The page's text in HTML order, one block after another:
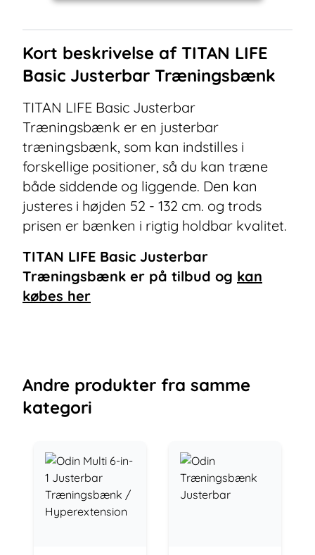
Kort beskrivelse af TITAN LIFE
Basic Justerbar Træningsbænk
TITAN LIFE Basic Justerbar
Træningsbænk er en justerbar
træningsbænk, som kan indstilles i
forskellige positioner, så du kan træne
både siddende og liggende. Den kan
justeres i højden 52 - 132 cm. og trods
prisen er bænken i rigtig holdbar kvalitet.
TITAN LIFE Basic Justerbar
Træningsbænk er på tilbud og kan
købes her
Andre produkter fra samme
kategori